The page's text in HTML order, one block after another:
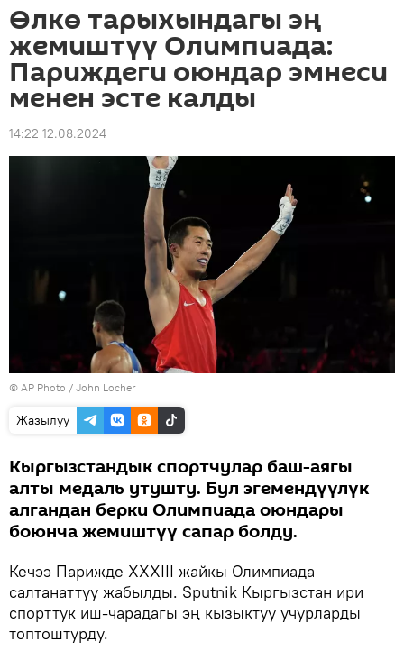
Өлкө тарыхындагы эң
жемиштүү Олимпиада:
Париждеги оюндар эмнеси
менен эсте калды
14:22 12.08.2024
© AP Photo / John Locher
Жазылуу
Кыргызстандык спортчулар баш-аягы
алты медаль утушту. Бул эгемендүүлүк
алгандан берки Олимпиада оюндары
боюнча жемиштүү сапар болду.
Кечээ Парижде XXXIII жайкы Олимпиада
салтанаттуу жабылды. Sputnik Кыргызстан ири
спорттук иш-чарадагы эң кызыктуу учурларды
топтоштурду.